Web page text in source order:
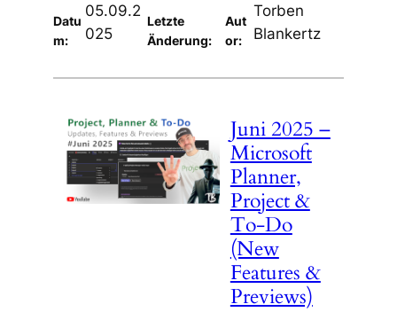
Datu
m:
05.09.2
025
Letzte
Änderung:
Aut
or:
Torben
Blankertz
Juni 2025 –
Microsoft
Planner,
Project &
To-Do
(New
Features &
Previews)